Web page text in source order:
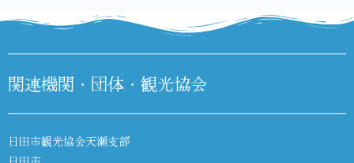
関連機関・団体・観光協会
日田市観光協会天瀬支部